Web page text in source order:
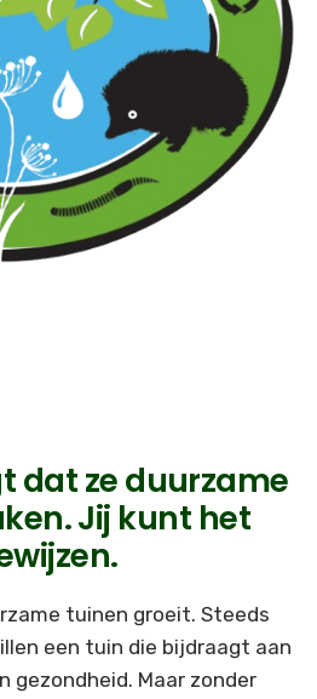
dat ze duurzame
Jij kunt het
tuinen groeit. Steeds
een tuin die bijdraagt aan
gezondheid. Maar zonder